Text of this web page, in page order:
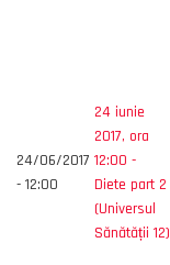
24/06/2017
- 12:00
24 iunie
2017, ora
12:00 -
Diete part 2
(Universul
Sănătății 12)